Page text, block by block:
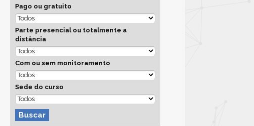
Pago ou gratuito
Parte presencial ou totalmente a
distância
Com ou sem monitoramento
Sede do curso
Buscar